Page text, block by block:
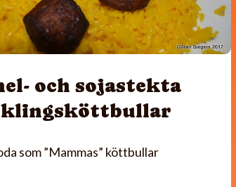
och sojastekta
som ”Mammas” köttbullar